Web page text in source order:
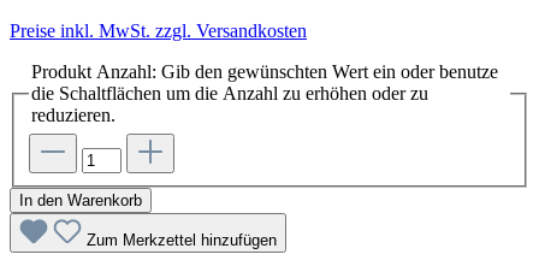
Preise inkl. MwSt. zzgl. Versandkosten
Produkt Anzahl: Gib den gewünschten Wert ein oder benutze
die Schaltflächen um die Anzahl zu erhöhen oder zu
reduzieren.
In den Warenkorb
Zum Merkzettel hinzufügen